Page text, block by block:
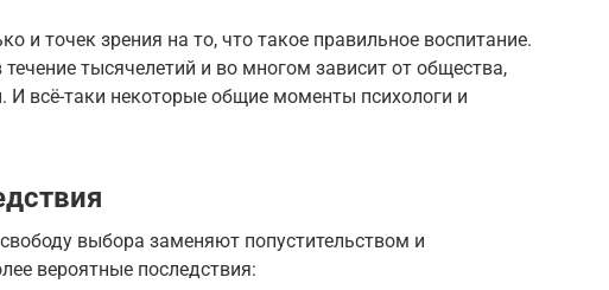
и точек зрения на то, что такое правильное воспитание.
тысячелетий и во многом зависит от общества,
И всё-таки некоторые общие моменты психологи и
выбора заменяют попустительством и
вероятные последствия: